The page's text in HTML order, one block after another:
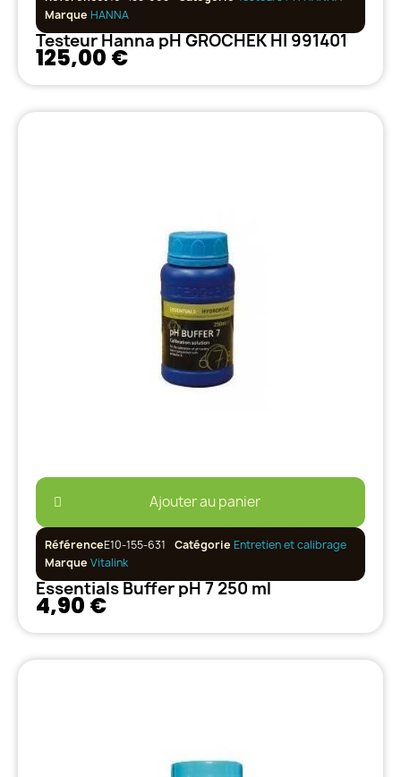
Marque HANNA
Testeur Hanna pH GROCHEK HI 991401
125,00 €
Ajouter au panier
RéférenceE10-155-631 Catégorie Entretien et calibrage
Marque Vitalink
Essentials Buffer pH 7 250 ml
4,90 €